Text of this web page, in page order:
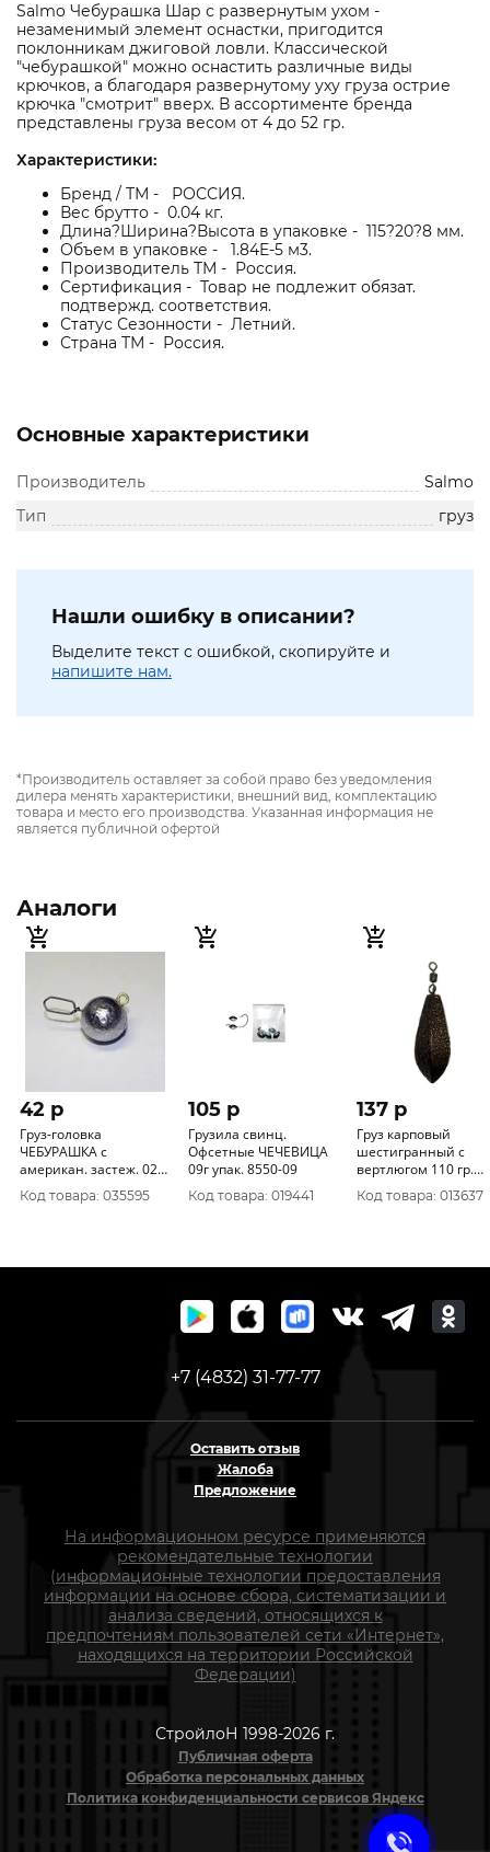
Salmo Чебурашка Шар с развернутым ухом -
незаменимый элемент оснастки, пригодится
поклонникам джиговой ловли. Классической
"чебурашкой" можно оснастить различные виды
крючков, а благодаря развернутому уху груза острие
крючка "смотрит" вверх. В ассортименте бренда
представлены груза весом от 4 до 52 гр.
Характеристики:
Бренд / ТМ - РОССИЯ.
Вес брутто - 0.04 кг.
Длина?Ширина?Высота в упаковке - 115?20?8 мм.
Объем в упаковке - 1.84E-5 м3.
Производитель ТМ - Россия.
Сертификация - Товар не подлежит обязат.
подтвержд. соответствия.
Статус Сезонности - Летний.
Страна ТМ - Россия.
Основные характеристики
Производитель
Salmo
Тип
груз
Нашли ошибку в описании?
Выделите текст с ошибкой, скопируйте и
напишите нам.
*Производитель оставляет за собой право без уведомления
дилера менять характеристики, внешний вид, комплектацию
товара и место его производства. Указанная информация не
является публичной офертой
Аналоги
42 p
Груз-головка
ЧЕБУРАШКА с
американ. застеж. 024г
8520-024
Код товара: 035595
105 p
Грузила свинц.
Офсетные ЧЕЧЕВИЦА
09г упак. 8550-09
Код товара: 019441
137 p
Груз карповый
шестигранный с
вертлюгом 110 гр.
638501
Код товара: 013637
+7 (4832) 31-77-77
Оставить отзыв
Жалоба
Предложение
На информационном ресурсе применяются
рекомендательные технологии
(информационные технологии предоставления
информации на основе сбора, систематизации и
анализа сведений, относящихся к
предпочтениям пользователей сети «Интернет»,
находящихся на территории Российской
Федерации)
СтройлоН 1998-2026 г.
Публичная оферта
Обработка персональных данных
Политика конфиденциальности сервисов Яндекс